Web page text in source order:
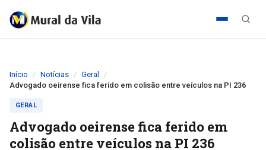
Início Notícias
Geral
Advogado oeirense fica ferido em colisão entre veículos na PI 236
GERAL
Advogado oeirense fica ferido em
colisão entre veículos na PI 236